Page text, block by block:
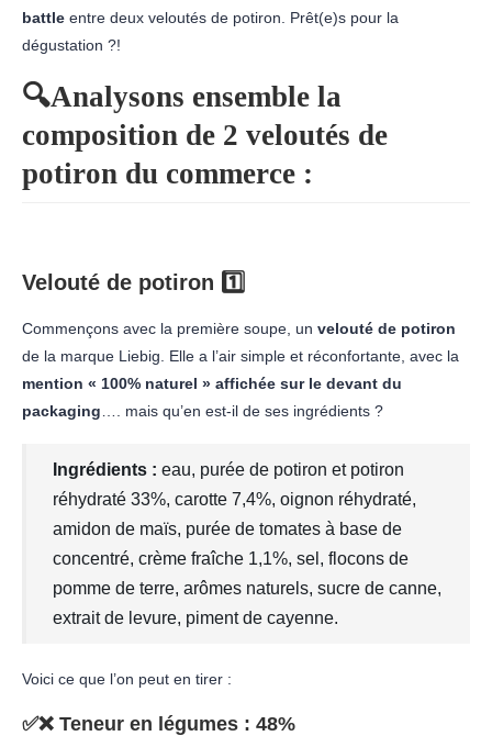
battle entre deux veloutés de potiron. Prêt(e)s pour la
dégustation ?!
🔍Analysons ensemble la
composition de 2 veloutés de
potiron du commerce :
Velouté de potiron 1️⃣
Commençons avec la première soupe, un velouté de potiron
de la marque Liebig. Elle a l’air simple et réconfortante, avec la
mention « 100% naturel » affichée sur le devant du
packaging …. mais qu’en est-il de ses ingrédients ?
Ingrédients : eau, purée de potiron et potiron
réhydraté 33%, carotte 7,4%, oignon réhydraté,
amidon de maïs, purée de tomates à base de
concentré, crème fraîche 1,1%, sel, flocons de
pomme de terre, arômes naturels, sucre de canne,
extrait de levure, piment de cayenne.
Voici ce que l’on peut en tirer :
✅❌ Teneur en légumes : 48%